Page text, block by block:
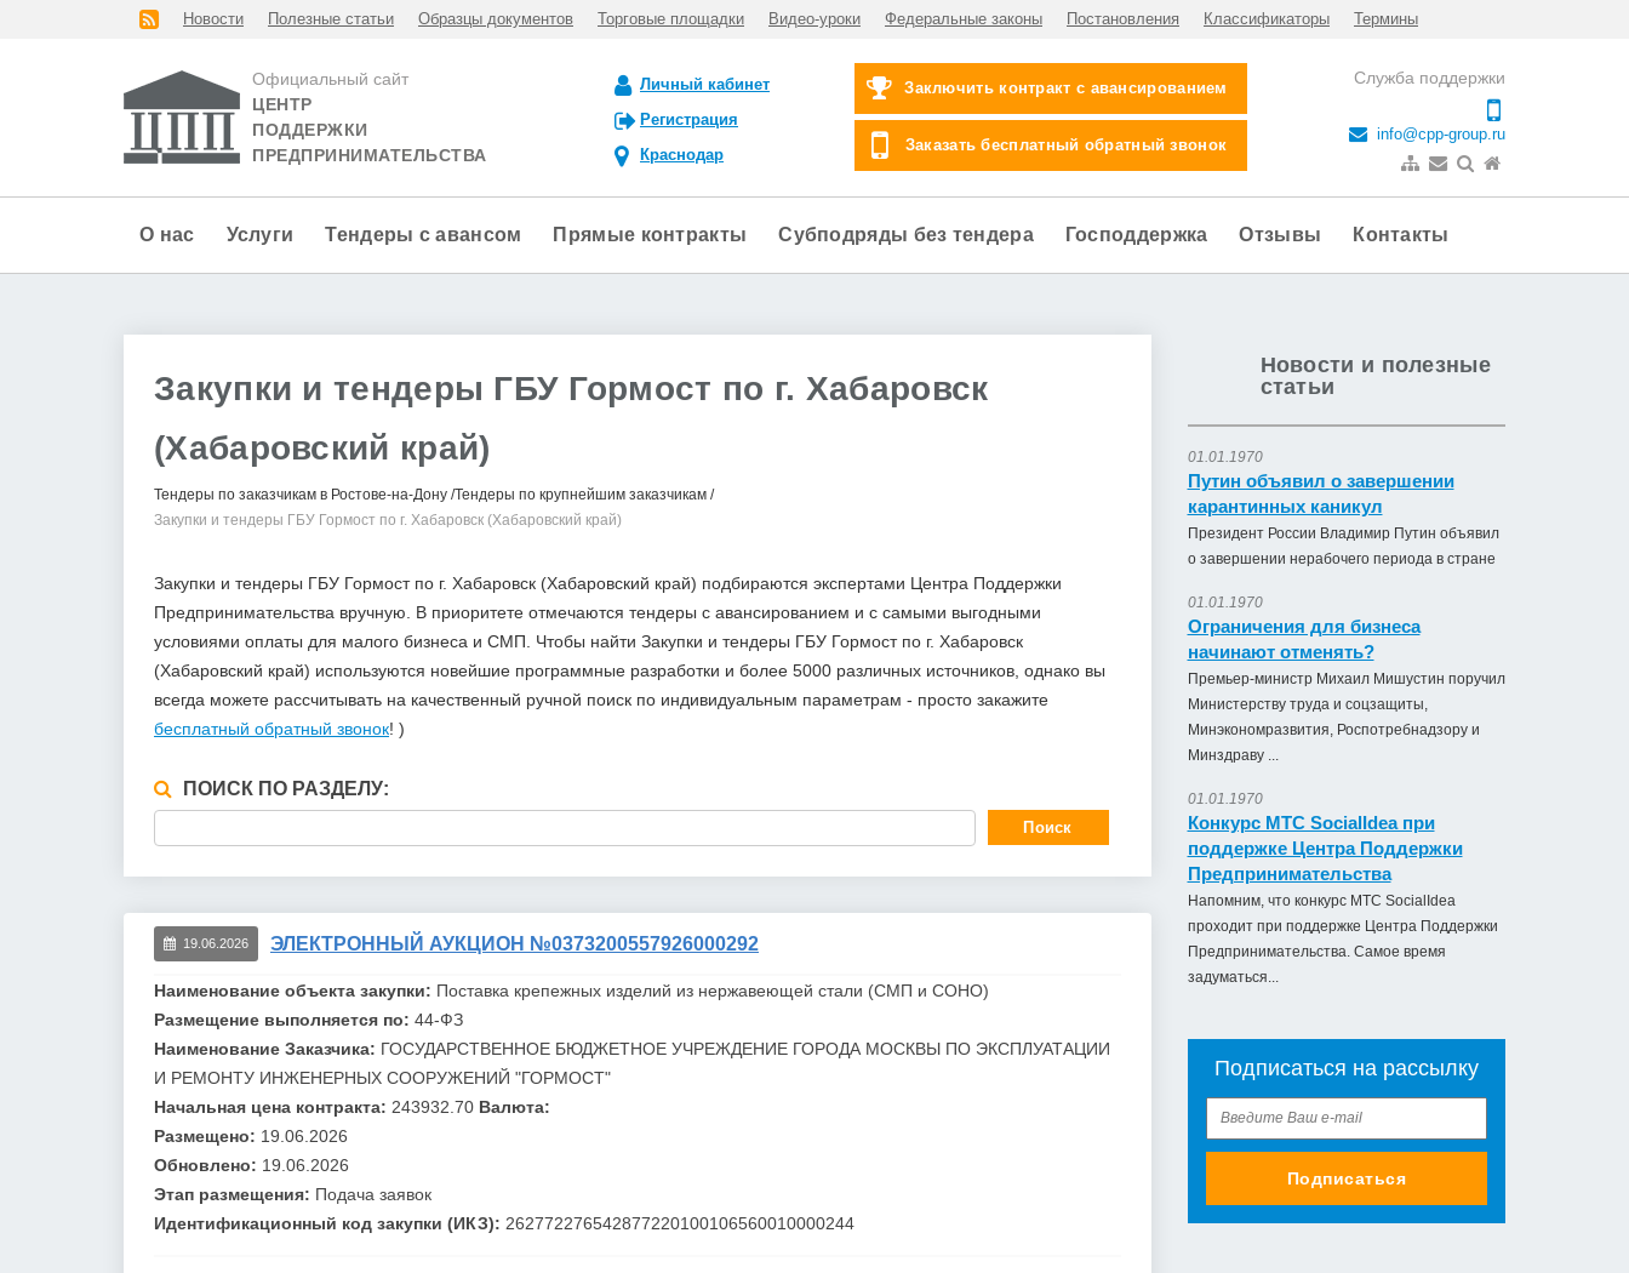
Новости Полезные статьи Образцы документов Торговые площадки Видео-уроки Федеральные законы Постановления Классификаторы Термины
Официальный сайт
ЦЕНТР
ПОДДЕРЖКИ
ПРЕДПРИНИМАТЕЛЬСТВА
Личный кабинет
Регистрация
Краснодар
Заключить контракт с авансированием
Заказать бесплатный обратный звонок
Служба поддержки
info@cpp-group.ru
О нас Услуги Тендеры с авансом Прямые контракты Субподряды без тендера Господдержка Отзывы Контакты
Закупки и тендеры ГБУ Гормост по г. Хабаровск
(Хабаровский край)
Тендеры по заказчикам в Ростове-на-Дону Тендеры по крупнейшим заказчикам
Закупки и тендеры ГБУ Гормост по г. Хабаровск (Хабаровский край)
Закупки и тендеры ГБУ Гормост по г. Хабаровск (Хабаровский край) подбираются экспертами Центра Поддержки
Предпринимательства вручную. В приоритете отмечаются тендеры с авансированием и с самыми выгодными
условиями оплаты для малого бизнеса и СМП. Чтобы найти Закупки и тендеры ГБУ Гормост по г. Хабаровск
(Хабаровский край) используются новейшие программные разработки и более 5000 различных источников, однако вы
всегда можете рассчитывать на качественный ручной поиск по индивидуальным параметрам - просто закажите
бесплатный обратный звонок! )
ПОИСК ПО РАЗДЕЛУ:
19.06.2026 ЭЛЕКТРОННЫЙ АУКЦИОН №0373200557926000292
Наименование объекта закупки: Поставка крепежных изделий из нержавеющей стали (СМП и СОНО)
Размещение выполняется по: 44-ФЗ
Наименование Заказчика: ГОСУДАРСТВЕННОЕ БЮДЖЕТНОЕ УЧРЕЖДЕНИЕ ГОРОДА МОСКВЫ ПО ЭКСПЛУАТАЦИИ
И РЕМОНТУ ИНЖЕНЕРНЫХ СООРУЖЕНИЙ "ГОРМОСТ"
Начальная цена контракта: 243932.70 Валюта:
Размещено: 19.06.2026
Обновлено: 19.06.2026
Этап размещения: Подача заявок
Идентификационный код закупки (ИКЗ): 262772276542877220100106560010000244
Новости и полезные
статьи
01.01.1970
Путин объявил о завершении
карантинных каникул
Президент России Владимир Путин объявил
о завершении нерабочего периода в стране
01.01.1970
Ограничения для бизнеса
начинают отменять?
Премьер-министр Михаил Мишустин поручил
Министерству труда и соцзащиты,
Минэкономразвития, Роспотребнадзору и
Минздраву ...
01.01.1970
Конкурс МТС SocialIdea при
поддержке Центра Поддержки
Предпринимательства
Напомним, что конкурс МТС SocialIdea
проходит при поддержке Центра Поддержки
Предпринимательства. Самое время
задуматься...
Подписаться на рассылку
Подписаться